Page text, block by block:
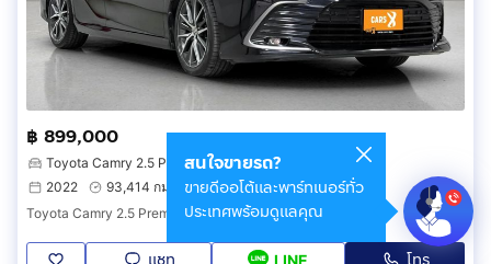
฿ 899,000
Toyota Camry 2.5 Premium
2022
93,414 กม.
ประเวศ กรุงเทพมหานคร
Toyota Camry 2.5 Premium 2022
LINE
สนใจขายรถ?
ขายดีออโต้และพาร์ทเนอร์ทั่ว
ประเทศพร้อมดูแลคุณ